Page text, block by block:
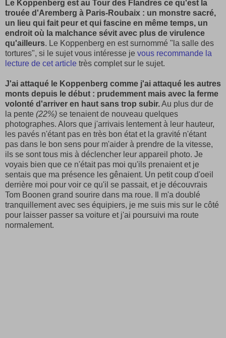
Le Koppenberg est au Tour des Flandres ce qu'est la
trouée d'Aremberg à Paris-Roubaix : un monstre sacré,
un lieu qui fait peur et qui fascine en même temps, un
endroit où la malchance sévit avec plus de virulence
qu'ailleurs. Le Koppenberg en est surnommé "la salle des
tortures", si le sujet vous intéresse je vous recommande la
lecture de cet article très complet sur le sujet.
J'ai attaqué le Koppenberg comme j'ai attaqué les autres
monts depuis le début : prudemment mais avec la ferme
volonté d'arriver en haut sans trop subir.Au plus dur de
la pente (22%) se tenaient de nouveau quelques
photographes. Alors que j'arrivais lentement à leur hauteur,
les pavés n'étant pas en très bon état et la gravité n'étant
pas dans le bon sens pour m'aider à prendre de la vitesse,
ils se sont tous mis à déclencher leur appareil photo. Je
voyais bien que ce n'était pas moi qu'ils prenaient et je
sentais que ma présence les gênaient. Un petit coup d'oeil
derrière moi pour voir ce qu'il se passait, et je découvrais
Tom Boonen grand sourire dans ma roue. Il m'a doublé
tranquillement avec ses équipiers, je me suis mis sur le côté
pour laisser passer sa voiture et j'ai poursuivi ma route
normalement.